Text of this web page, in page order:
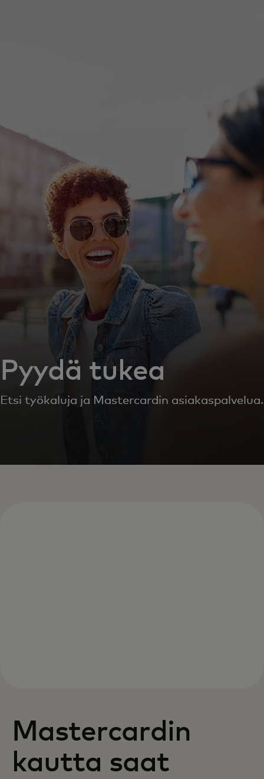
Innovaattoreille
Uutiset ja trendit
Pyydä tukea
Etsi työkaluja ja Mastercardin asiakaspalvelua.
Mastercardin
kautta saat